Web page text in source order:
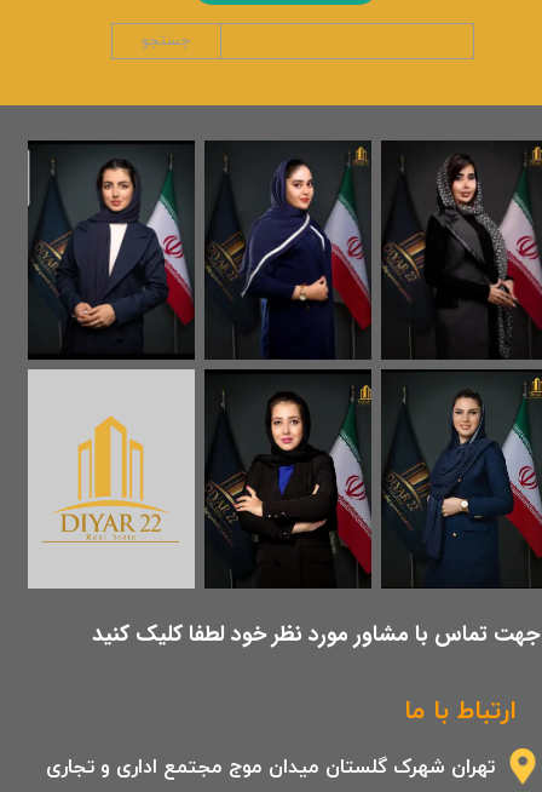
ارتباط با ما
تهران شهرک گلستان میدان موج مجتمع اداری و تجاری
​جهت تماس با مشاور مورد نظر خود لطفا کلیک کنید
جستجو